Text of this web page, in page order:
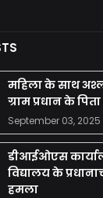
महिला के साथ
ग्राम प्रधान के
September 03, 2025
डीआईओएस
विद्यालय के
हमला